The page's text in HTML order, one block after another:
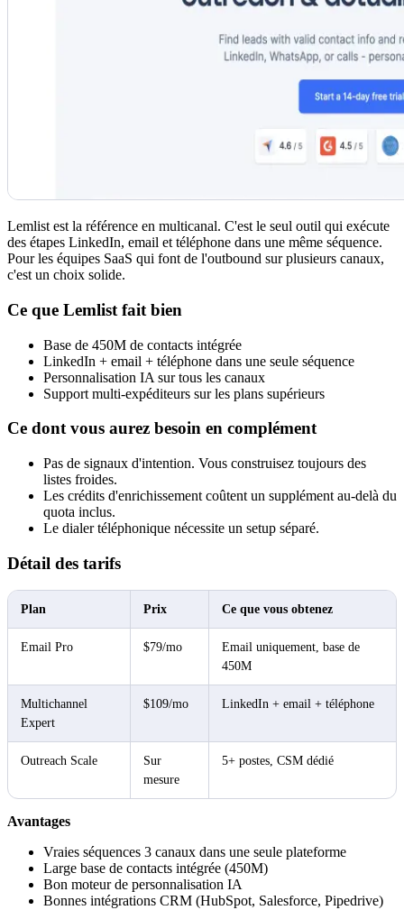
Lemlist est la référence en multicanal. C'est le seul outil qui exécute
des étapes LinkedIn, email et téléphone dans une même séquence.
Pour les équipes SaaS qui font de l'outbound sur plusieurs canaux,
c'est un choix solide.
Ce que Lemlist fait bien
Base de 450M de contacts intégrée
LinkedIn + email + téléphone dans une seule séquence
Personnalisation IA sur tous les canaux
Support multi-expéditeurs sur les plans supérieurs
Ce dont vous aurez besoin en complément
Pas de signaux d'intention. Vous construisez toujours des
listes froides.
Les crédits d'enrichissement coûtent un supplément au-delà du
quota inclus.
Le dialer téléphonique nécessite un setup séparé.
Détail des tarifs
Plan Prix Ce que vous obtenez
Email Pro $79/mo
Email uniquement, base de
450M
Multichannel
Expert
$109/mo LinkedIn + email + téléphone
Outreach Scale
Sur
mesure
5+ postes, CSM dédié
Avantages
Vraies séquences 3 canaux dans une seule plateforme
Large base de contacts intégrée (450M)
Bon moteur de personnalisation IA
Bonnes intégrations CRM (HubSpot, Salesforce, Pipedrive)